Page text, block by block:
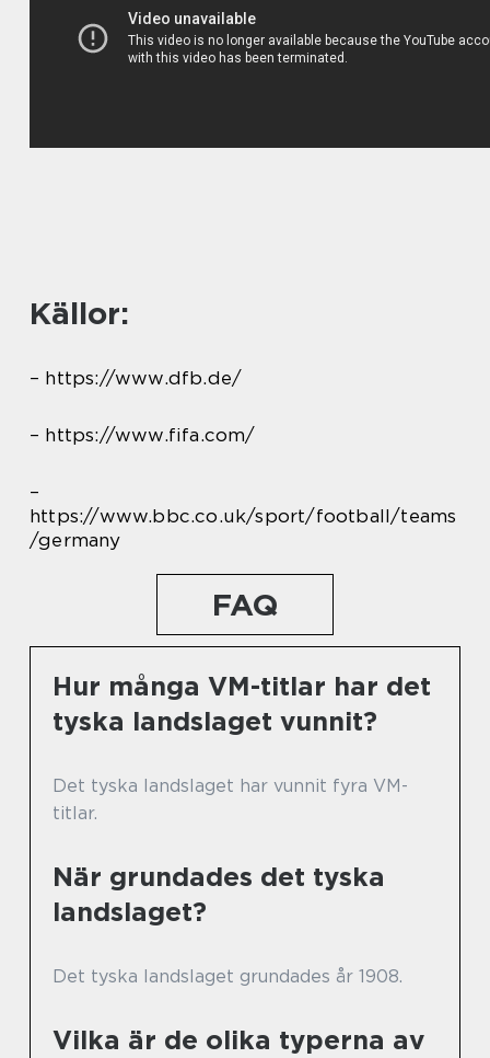
Källor:
– https://www.dfb.de/
– https://www.fifa.com/
–
https://www.bbc.co.uk/sport/football/teams
/germany
FAQ
Hur många VM-titlar har det
tyska landslaget vunnit?
Det tyska landslaget har vunnit fyra VM-
titlar.
När grundades det tyska
landslaget?
Det tyska landslaget grundades år 1908.
Vilka är de olika typerna av